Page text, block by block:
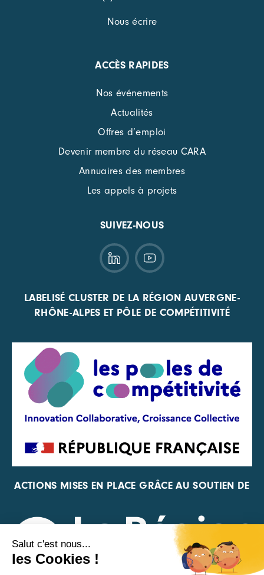
Nous écrire
ACCÈS RAPIDES
Nos événements
Actualités
Offres d’emploi
Devenir membre du réseau CARA
Annuaires des membres
Les appels à projets
SUIVEZ-NOUS
LABELISÉ CLUSTER DE LA RÉGION AUVERGNE-
RHÔNE-ALPES ET PÔLE DE COMPÉTITIVITÉ
ACTIONS MISES EN PLACE GRÂCE AU SOUTIEN DE